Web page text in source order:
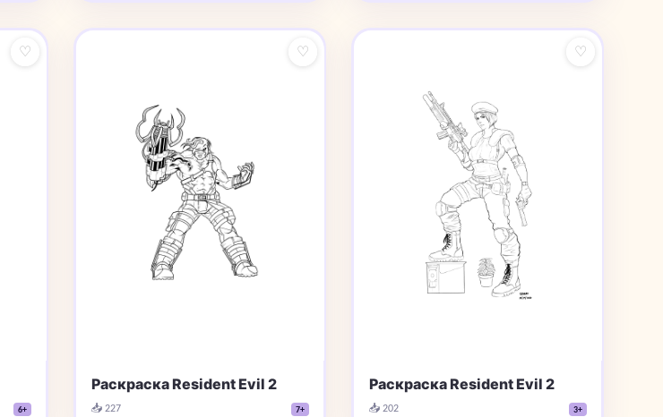
♡
6+
♡
Раскраска Resident Evil 2
📥 227 7+
♡
Раскраска Resident Evil 2
📥 202 3+